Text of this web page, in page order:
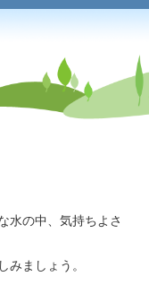
水の中、気持ちよさ
みましょう。